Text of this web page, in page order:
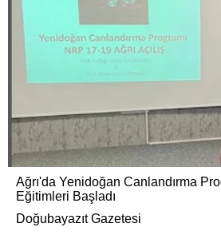
Ağrı'da Yenidoğan Canlandırma
Eğitimleri Başladı
Doğubayazıt Gazetesi